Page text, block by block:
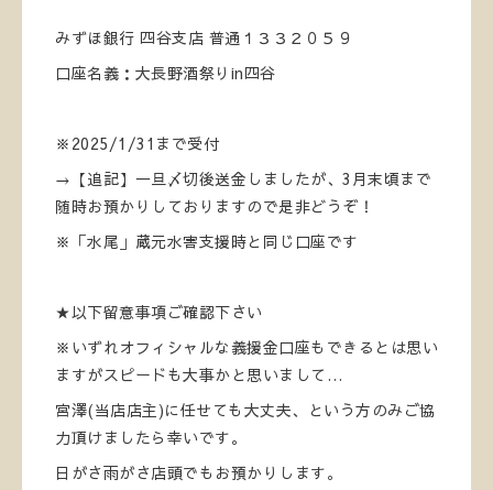
みずほ銀行 四谷支店 普通１３３２０５９
口座名義：大長野酒祭りin四谷
※2025/1/31まで受付
→【追記】一旦〆切後送金しましたが、3月末頃まで
随時お預かりしておりますので是非どうぞ！
※「水尾」蔵元水害支援時と同じ口座です
★以下留意事項ご確認下さい
※いずれオフィシャルな義援金口座もできるとは思い
ますがスピードも大事かと思いまして…
宮澤(当店店主)に任せても大丈夫、という方のみご協
力頂けましたら幸いです。
日がさ雨がさ店頭でもお預かりします。